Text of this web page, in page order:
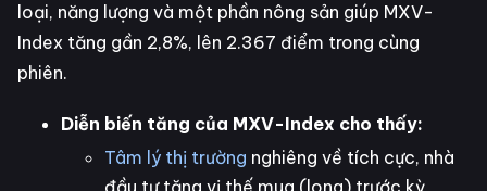
loại, năng lượng và một phần nông sản giúp MXV-
Index tăng gần 2,8%, lên 2.367 điểm trong cùng
phiên.
Diễn biến tăng của MXV-Index cho thấy:
Tâm lý thị trường nghiêng về tích cực, nhà
đầu tư tăng vị thế mua (long) trước kỳ